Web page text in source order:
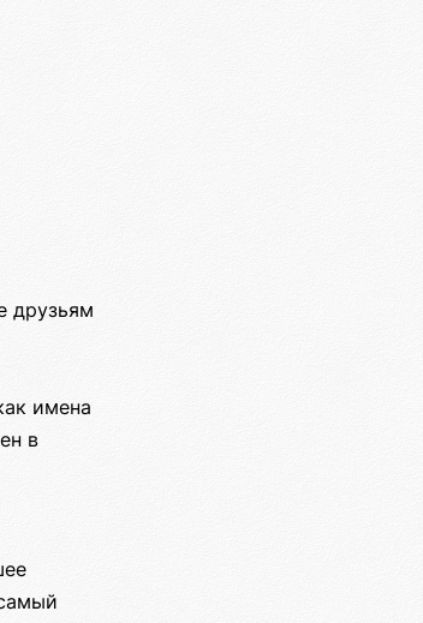
друзьям
имена
в